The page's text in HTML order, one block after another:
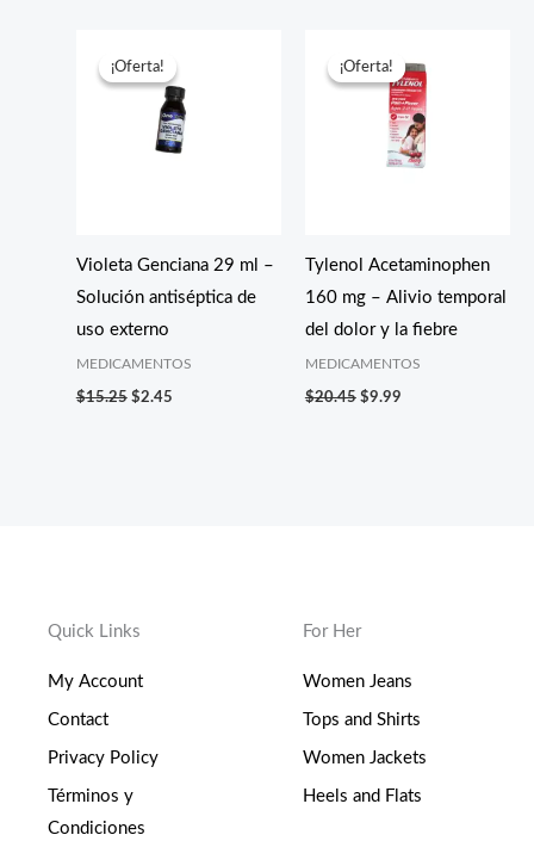
¡Oferta!
¡Oferta!
Violeta Genciana 29 ml –
Solución antiséptica de
uso externo
MEDICAMENTOS
$15.25
precio
original
$15.25.
$2.45
actual
es:
$2.45.
¡Oferta!
¡Oferta!
Tylenol Acetaminophen
160 mg – Alivio temporal
del dolor y la fiebre
MEDICAMENTOS
$20.45
precio
original
$20.45.
$9.99
precio
actual
es:
$9.99.
Quick Links
My Account
Contact
Privacy Policy
Términos y
Condiciones
For Her
Women Jeans
Tops and Shirts
Women Jackets
Heels and Flats